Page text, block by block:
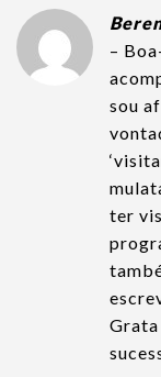
–
sou
ter
Grata